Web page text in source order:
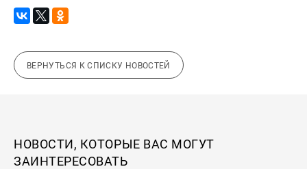
ВЕРНУТЬСЯ К СПИСКУ НОВОСТЕЙ
НОВОСТИ, КОТОРЫЕ ВАС МОГУТ
ЗАИНТЕРЕСОВАТЬ